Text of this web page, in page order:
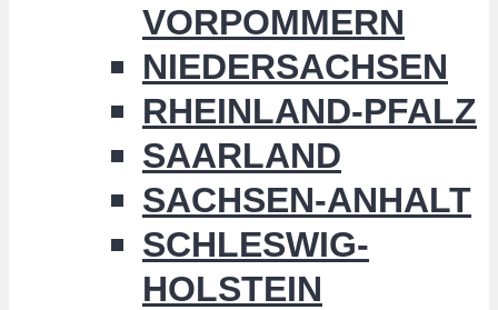
VORPOMMERN
NIEDERSACHSEN
RHEINLAND-PFALZ
SAARLAND
SACHSEN-ANHALT
SCHLESWIG-
HOLSTEIN